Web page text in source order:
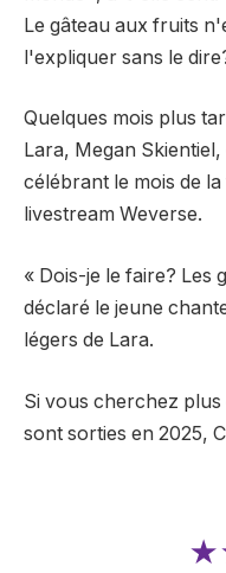
Le gâteau aux fruits
l'expliquer sans le
Quelques mois plus
Lara, Megan
célébrant le mois de
livestream Weverse.
« Dois-je le faire? Les
déclaré le jeune
légers de Lara.
Si vous cherchez plus
sont sorties en 2025,